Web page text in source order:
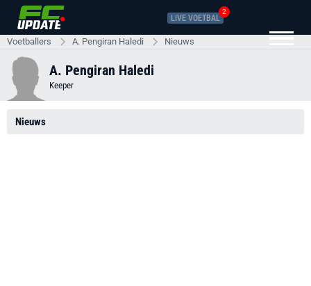
LIVE VOETBAL
2
Voetballers A. Pengiran Haledi Nieuws
A. Pengiran Haledi
Keeper
Nieuws